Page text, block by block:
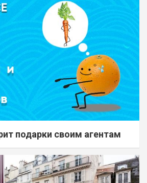
подарки своим агентам